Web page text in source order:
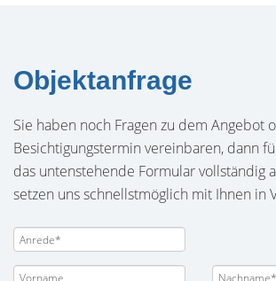
Objektanfrage
Sie haben noch Fragen zu dem Angebot
Besichtigungstermin vereinbaren, dann
das untenstehende Formular vollständig
setzen uns schnellstmöglich mit Ihnen in